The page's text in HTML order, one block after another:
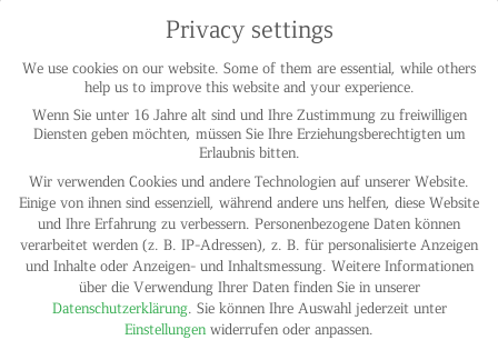
IMPRINT
PRIVACY POLICY
© HELGA MARIA KLOSTERFELDE | ALL RIGHTS RESERVED
Privacy settings
We use cookies on our website. Some of them are essential, while others
help us to improve this website and your experience.
Wenn Sie unter 16 Jahre alt sind und Ihre Zustimmung zu freiwilligen
Diensten geben möchten, müssen Sie Ihre Erziehungsberechtigten um
Erlaubnis bitten.
Wir verwenden Cookies und andere Technologien auf unserer Website.
Einige von ihnen sind essenziell, während andere uns helfen, diese Website
und Ihre Erfahrung zu verbessern. Personenbezogene Daten können
verarbeitet werden (z. B. IP-Adressen), z. B. für personalisierte Anzeigen
und Inhalte oder Anzeigen- und Inhaltsmessung. Weitere Informationen
über die Verwendung Ihrer Daten finden Sie in unserer
Datenschutzerklärung. Sie können Ihre Auswahl jederzeit unter
Einstellungen widerrufen oder anpassen.